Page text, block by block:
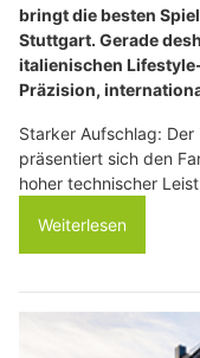
bringt die besten
Stuttgart. Gerade
italienischen
Präzision,
Starker Aufschlag:
präsentiert sich den
hoher technischer
Weiterlesen